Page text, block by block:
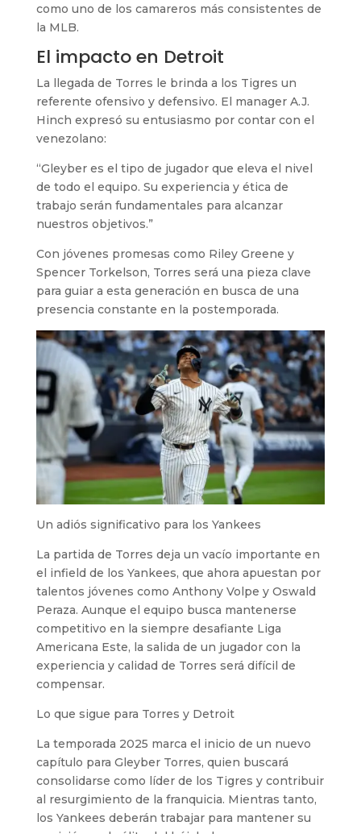
como uno de los camareros más consistentes de
la MLB.
El impacto en Detroit
La llegada de Torres le brinda a los Tigres un
referente ofensivo y defensivo. El manager A.J.
Hinch expresó su entusiasmo por contar con el
venezolano:
“Gleyber es el tipo de jugador que eleva el nivel
de todo el equipo. Su experiencia y ética de
trabajo serán fundamentales para alcanzar
nuestros objetivos.”
Con jóvenes promesas como Riley Greene y
Spencer Torkelson, Torres será una pieza clave
para guiar a esta generación en busca de una
presencia constante en la postemporada.
Un adiós significativo para los Yankees
La partida de Torres deja un vacío importante en
el infield de los Yankees, que ahora apuestan por
talentos jóvenes como Anthony Volpe y Oswald
Peraza. Aunque el equipo busca mantenerse
competitivo en la siempre desafiante Liga
Americana Este, la salida de un jugador con la
experiencia y calidad de Torres será difícil de
compensar.
Lo que sigue para Torres y Detroit
La temporada 2025 marca el inicio de un nuevo
capítulo para Gleyber Torres, quien buscará
consolidarse como líder de los Tigres y contribuir
al resurgimiento de la franquicia. Mientras tanto,
los Yankees deberán trabajar para mantener su